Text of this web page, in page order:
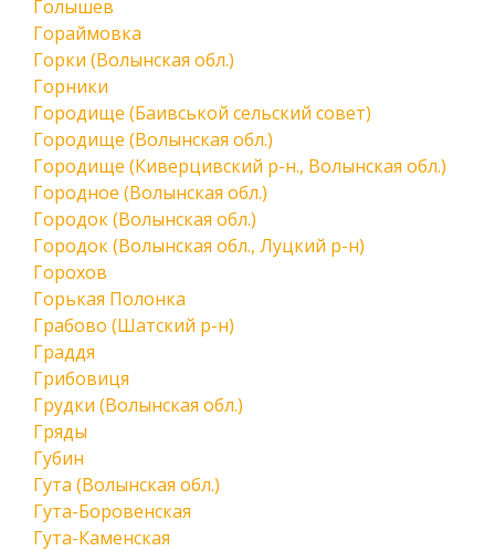
Голышев
Гораймовка
Горки (Волынская обл.)
Горники
Городище (Баивськой сельский совет)
Городище (Волынская обл.)
Городище (Киверцивский р-н., Волынская обл.)
Городное (Волынская обл.)
Городок (Волынская обл.)
Городок (Волынская обл., Луцкий р-н)
Горохов
Горькая Полонка
Грабово (Шатский р-н)
Граддя
Грибовиця
Грудки (Волынская обл.)
Гряды
Губин
Гута (Волынская обл.)
Гута-Боровенская
Гута-Каменская